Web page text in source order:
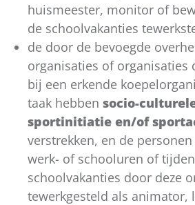
huismeester, monitor of
de schoolvakanties
de door de bevoegde
organisaties of organisaties
bij een erkende
taak hebben socio-
sportinitiatie en/of
verstrekken, en de
werk- of schooluren of
schoolvakanties door deze
tewerkgesteld als animator,